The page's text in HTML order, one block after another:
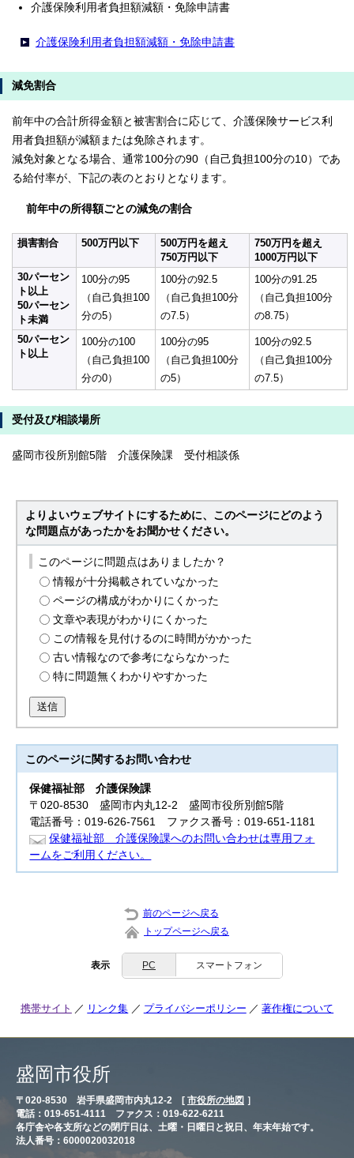
介護保険利用者負担額減額・免除申請書
介護保険利用者負担額減額・免除申請書
減免割合
前年中の合計所得金額と被害割合に応じて、介護保険サービス利
用者負担額が減額または免除されます。
減免対象となる場合、通常100分の90（自己負担100分の10）であ
る給付率が、下記の表のとおりとなります。
前年中の所得額ごとの減免の割合
損害割合 500万円以下
500万円を超え
750万円以下
750万円を超え
1000万円以下
30パーセン
ト以上
50パーセン
ト未満
100分の95
（自己負担100
分の5）
100分の92.5
（自己負担100分
の7.5）
100分の91.25
（自己負担100分
の8.75）
50パーセン
ト以上
100分の100
（自己負担100
分の0）
100分の95
（自己負担100分
の5）
100分の92.5
（自己負担100分
の7.5）
受付及び相談場所
盛岡市役所別館5階 介護保険課 受付相談係
よりよいウェブサイトにするために、このページにどのよう
な問題点があったかをお聞かせください。
このページに問題点はありましたか？
情報が十分掲載されていなかった
ページの構成がわかりにくかった
文章や表現がわかりにくかった
この情報を見付けるのに時間がかかった
古い情報なので参考にならなかった
特に問題無くわかりやすかった
送信
このページに関するお問い合わせ
保健福祉部介護保険課
〒020-8530 盛岡市内丸12-2 盛岡市役所別館5階
電話番号：019-626-7561 ファクス番号：019-651-1181
保健福祉部 介護保険課へのお問い合わせは専用フォ
ームをご利用ください。
前のページへ戻る
トップページへ戻る
表示 PC スマートフォン
携帯サイト リンク集 プライバシーポリシー 著作権について
盛岡市役所
〒020-8530 岩手県盛岡市内丸12-2 [ 市役所の地図 ］
電話：019-651-4111 ファクス：019-622-6211
各庁舎や各支所などの閉庁日は、土曜・日曜日と祝日、年末年始です。
法人番号：6000020032018